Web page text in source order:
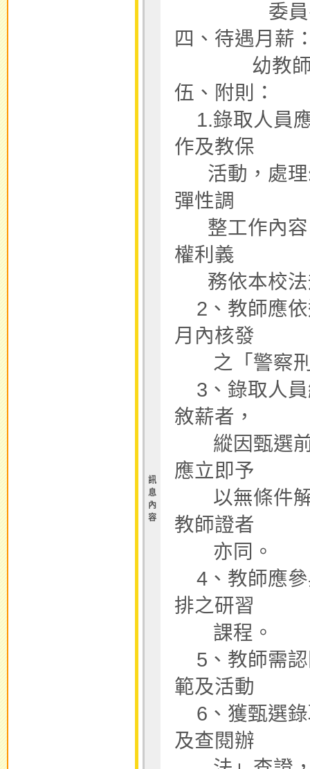
訊
息
內
容
委員參
四、待遇月薪
幼教師學
伍、附則：
1.錄取人員
作及教保
活動，處理
彈性調
整工作內容
權利義
務依本校法
2、教師應依
月內核發
之「警察刑
3、錄取人員
敘薪者，
縱因甄選前
應立即予
以無條件解
教師證者
亦同。
4、教師應參
排之研習
課程。
5、教師需認
範及活動
6、獲甄選錄
及查閱辦